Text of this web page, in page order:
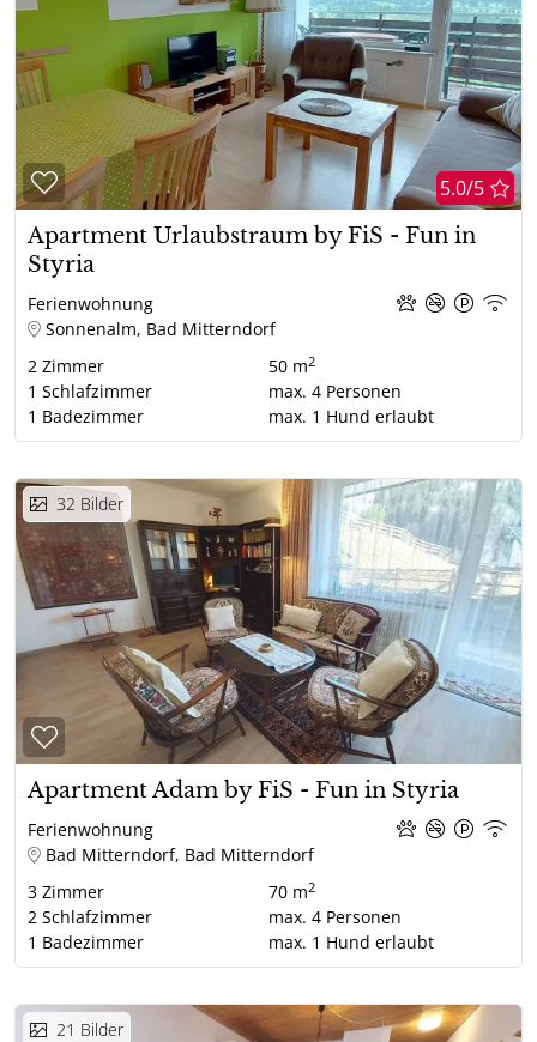
5.0/5
Apartment Urlaubstraum by FiS - Fun in
Styria
Ferienwohnung
Sonnenalm, Bad Mitterndorf
2 Zimmer
1 Schlafzimmer
1 Badezimmer
50 m2
max. 4 Personen
max. 1 Hund erlaubt
32 Bilder
Apartment Adam by FiS - Fun in Styria
Ferienwohnung
Bad Mitterndorf, Bad Mitterndorf
3 Zimmer
2 Schlafzimmer
1 Badezimmer
70 m2
max. 4 Personen
max. 1 Hund erlaubt
21 Bilder